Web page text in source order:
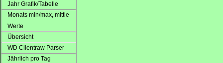
Jahr Grafik/Tabelle
Monats min/max, mittle
Werte
Übersicht
WD Clientraw Parser
Jährlich pro Tag